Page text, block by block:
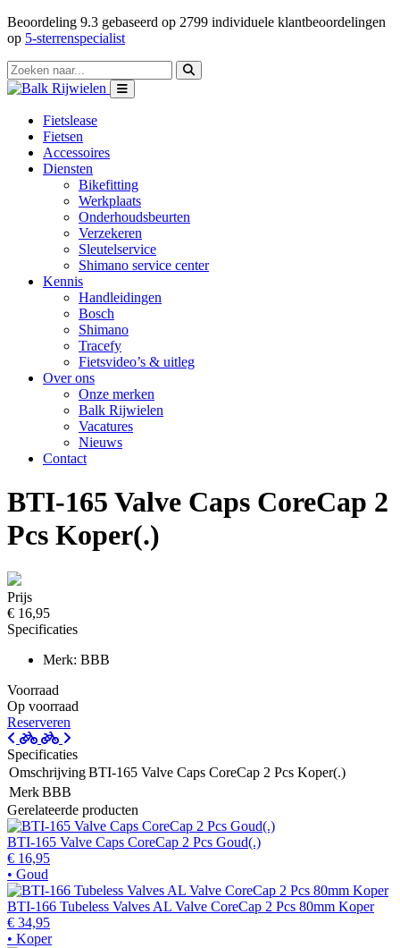
Beoordeling 9.3 gebaseerd op 2799 individuele klantbeoordelingen
op 5-sterrenspecialist
Fietslease
Fietsen
Accessoires
Diensten
Bikefitting
Werkplaats
Onderhoudsbeurten
Verzekeren
Sleutelservice
Shimano service center
Kennis
Handleidingen
Bosch
Shimano
Tracefy
Fietsvideo’s & uitleg
Over ons
Onze merken
Balk Rijwielen
Vacatures
Nieuws
Contact
BTI-165 Valve Caps CoreCap 2
Pcs Koper(.)
Prijs
€ 16,95
Specificaties
Merk: BBB
Voorraad
Op voorraad
Reserveren
Specificaties
OmschrijvingBTI-165 Valve Caps CoreCap 2 Pcs Koper(.)
MerkBBB
Gerelateerde producten
BTI-165 Valve Caps CoreCap 2 Pcs Goud(.)
€ 16,95
• Goud
BTI-166 Tubeless Valves AL Valve CoreCap 2 Pcs 80mm Koper
€ 34,95
• Koper